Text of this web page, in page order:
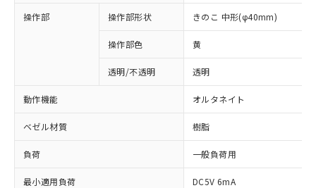
操作部 操作部形状 きのこ 中形(φ40mm)
操作部色 黄
透明/不透明 透明
動作機能 オルタネイト
ベゼル材質 樹脂
負荷 一般負荷用
最小適用負荷 DC5V 6mA